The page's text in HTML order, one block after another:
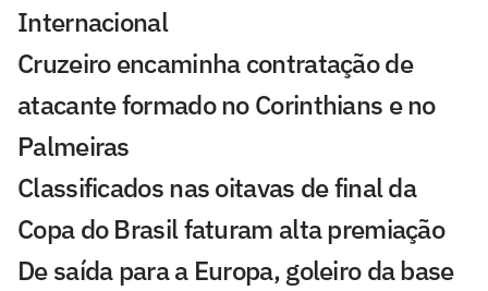
Internacional
Cruzeiro encaminha contratação de
atacante formado no Corinthians e no
Palmeiras
Classificados nas oitavas de final da
Copa do Brasil faturam alta premiação
De saída para a Europa, goleiro da base